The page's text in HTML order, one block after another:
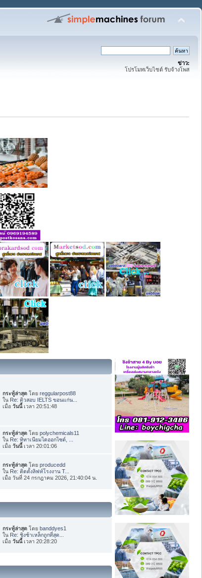
ข่าว:
โปรโมทเว็บไซต์ รับจ้างโพส
กระทู้ล่าสุด โดยreggularpost88
ใน Re: ติวสอบ IELTS ขอนแก่น...
เมื่อวันนี้เวลา 20:51:48
กระทู้ล่าสุด โดยpolychemicals11
ใน Re: ทิทาเนียมไดออกไซด์, ...
เมื่อวันนี้เวลา 20:01:06
กระทู้ล่าสุด โดยproducedd
ใน Re: ติดตั้งลิฟท์โรงงาน T...
เมื่อ วันที่ 24 กรกฎาคม 2026, 21:40:04 น.
กระทู้ล่าสุด โดยbanddyes1
ใน Re: ชิงช้าเหล็กถูกที่สุด...
เมื่อวันนี้เวลา 20:28:20